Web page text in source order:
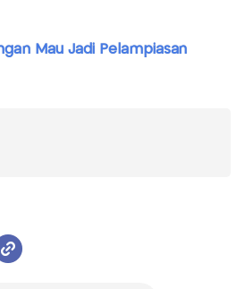
Mau Jadi Pelampiasan